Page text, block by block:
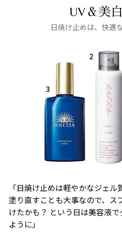
UV＆美
日焼け止めは、快適
「日焼け止めは軽やかなジェ
塗り直すことも大事なので、ス
けたかも？ という日は美容液
ように」